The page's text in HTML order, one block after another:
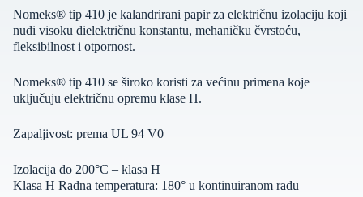
Nomeks® tip 410 je kalandrirani papir za električnu izolaciju koji
nudi visoku dielektričnu konstantu, mehaničku čvrstoću,
fleksibilnost i otpornost.
Nomeks® tip 410 se široko koristi za većinu primena koje
uključuju električnu opremu klase H.
Zapaljivost: prema UL 94 V0
Izolacija do 200°C – klasa H
Klasa H Radna temperatura: 180° u kontinuiranom radu